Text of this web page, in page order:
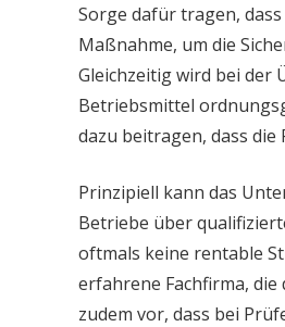
Sorge dafür tragen,
Maßnahme, um die
Gleichzeitig wird bei der
Betriebsmittel
dazu beitragen, dass
Prinzipiell kann das
Betriebe über
oftmals keine rentable
erfahrene Fachfirma,
zudem vor, dass bei